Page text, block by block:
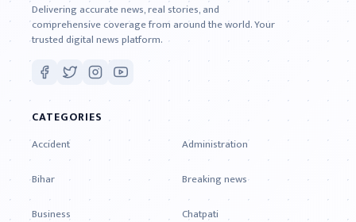
Delivering accurate news, real stories, and
comprehensive coverage from around the world. Your
trusted digital news platform.
CATEGORIES
Accident
Administration
Bihar
Breaking news
Business
Chatpati